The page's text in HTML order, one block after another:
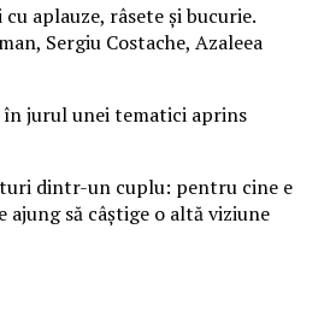
aplauze, râsete și bucurie.
Sergiu Costache, Azaleea
în jurul unei tematici aprins
dintr-un cuplu: pentru cine e
să câștige o altă viziune